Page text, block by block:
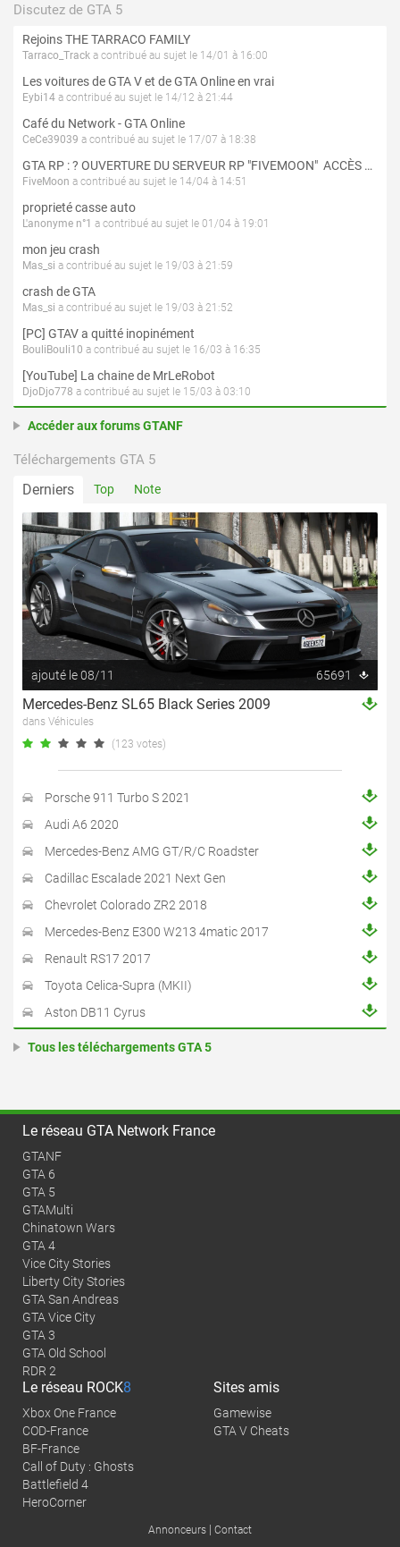
Discutez de GTA 5
Rejoins THE TARRACO FAMILY
Tarraco_Track a contribué au sujet le 14/01 à 16:00
Les voitures de GTA V et de GTA Online en vrai
Eybi14 a contribué au sujet le 14/12 à 21:44
Café du Network - GTA Online
CeCe39039 a contribué au sujet le 17/07 à 18:38
GTA RP : ? OUVERTURE DU SERVEUR RP "FIVEMOON"  ACCÈS LIBRE ?
FiveMoon a contribué au sujet le 14/04 à 14:51
proprieté casse auto
L'anonyme n°1 a contribué au sujet le 01/04 à 19:01
mon jeu crash
Mas_si a contribué au sujet le 19/03 à 21:59
crash de GTA
Mas_si a contribué au sujet le 19/03 à 21:52
[PC] GTAV a quitté inopinément
BouliBouli10 a contribué au sujet le 16/03 à 16:35
[YouTube] La chaine de MrLeRobot
DjoDjo778 a contribué au sujet le 15/03 à 03:10
Accéder aux forums GTANF
Téléchargements GTA 5
Derniers Top Note
ajouté le 08/11 65691
Mercedes-Benz SL65 Black Series 2009
dans Véhicules
(123 votes)
Porsche 911 Turbo S 2021
Audi A6 2020
Mercedes-Benz AMG GT/R/C Roadster
Cadillac Escalade 2021 Next Gen
Chevrolet Colorado ZR2 2018
Mercedes-Benz E300 W213 4matic 2017
Renault RS17 2017
Toyota Celica-Supra (MKII)
Aston DB11 Cyrus
Tous les téléchargements GTA 5
Le réseau GTA Network France
GTANF
GTA 6
GTA 5
GTAMulti
Chinatown Wars
GTA 4
Vice City Stories
Liberty City Stories
GTA San Andreas
GTA Vice City
GTA 3
GTA Old School
RDR 2
Le réseau ROCK8
Xbox One France
COD-France
BF-France
Call of Duty : Ghosts
Battlefield 4
HeroCorner
Sites amis
Gamewise
GTA V Cheats
Annonceurs | Contact